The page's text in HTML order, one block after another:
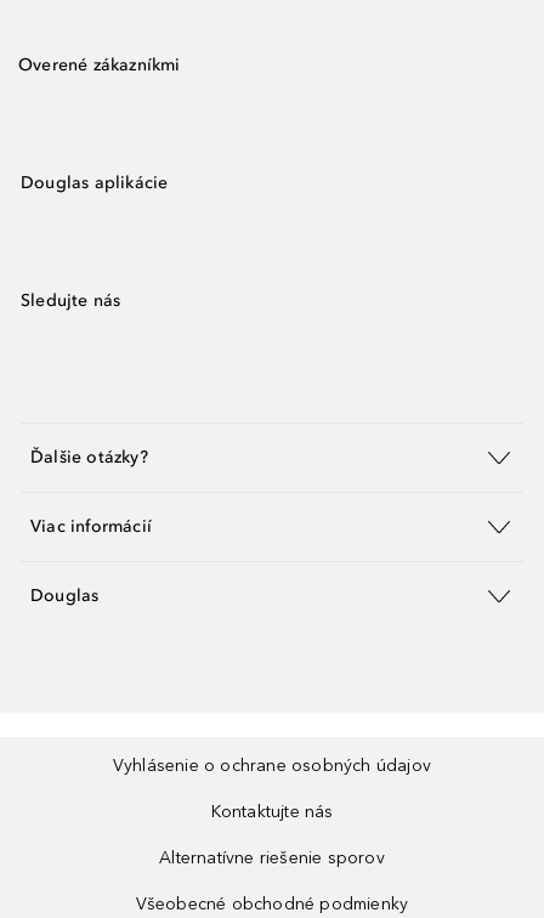
Overené zákazníkmi
Douglas aplikácie
Sledujte nás
Ďalšie otázky?
Viac informácií
Douglas
Vyhlásenie o ochrane osobných údajov
Kontaktujte nás
Alternatívne riešenie sporov
Všeobecné obchodné podmienky